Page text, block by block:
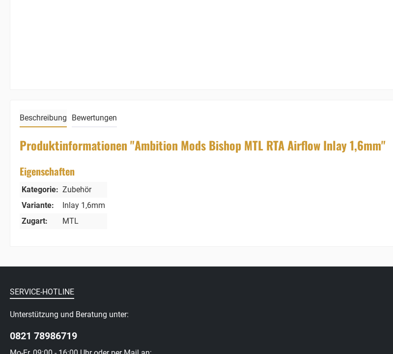
Beschreibung Bewertungen
Produktinformationen "Ambition Mods Bishop MTL RTA Airflow Inlay 1,6mm"
Eigenschaften
Kategorie: Zubehör
Variante:
Inlay 1,6mm
Zugart:
MTL
SERVICE-HOTLINE
Unterstützung und Beratung unter:
0821 78986719